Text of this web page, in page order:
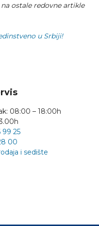
ostale redovne artikle
u Srbiji!
08:00 – 18:00h
99 25
00
i sedište